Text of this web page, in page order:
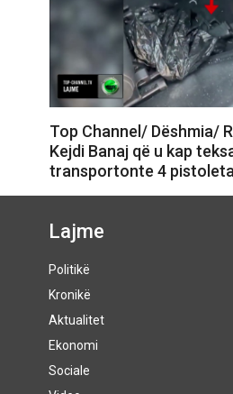
Top Channel/ Dëshmia/
Kejdi Banaj që u kap
transportonte 4 pistoleta
Lajme
Politikë
Kronikë
Aktualitet
Ekonomi
Sociale